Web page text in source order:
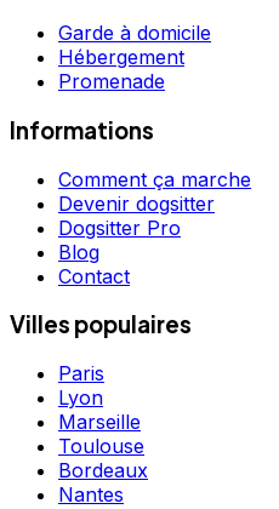
Garde à domicile
Hébergement
Promenade
Informations
Comment ça marche
Devenir dogsitter
Dogsitter Pro
Blog
Contact
Villes populaires
Paris
Lyon
Marseille
Toulouse
Bordeaux
Nantes